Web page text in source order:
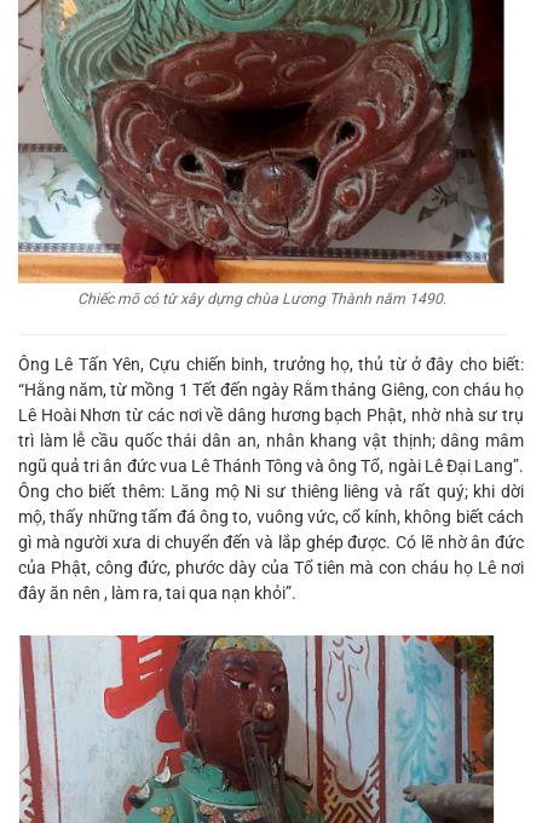
Chiếc mõ có từ xây dựng chùa Lương Thành năm 1490.
Ông Lê Tấn Yên, Cựu chiến binh, trưởng họ, thủ từ ở đây cho biết:
“Hằng năm, từ mồng 1 Tết đến ngày Rằm tháng Giêng, con cháu họ
Lê Hoài Nhơn từ các nơi về dâng hương bạch Phật, nhờ nhà sư trụ
trì làm lễ cầu quốc thái dân an, nhân khang vật thịnh; dâng mâm
ngũ quả tri ân đức vua Lê Thánh Tông và ông Tổ, ngài Lê Đại Lang”.
Ông cho biết thêm: Lăng mộ Ni sư thiêng liêng và rất quý; khi dời
mộ, thấy những tấm đá ông to, vuông vức, cổ kính, không biết cách
gì mà người xưa di chuyển đến và lắp ghép được. Có lẽ nhờ ân đức
của Phật, công đức, phước dày của Tổ tiên mà con cháu họ Lê nơi
đây ăn nên , làm ra, tai qua nạn khỏi”.